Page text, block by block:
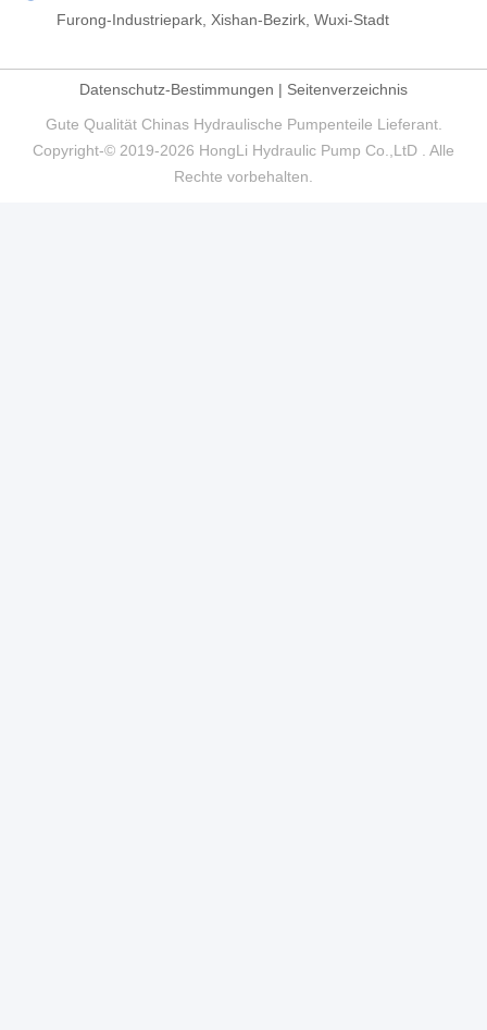
Furong-Industriepark, Xishan-Bezirk, Wuxi-Stadt
Datenschutz-Bestimmungen | Seitenverzeichnis
Gute Qualität Chinas Hydraulische Pumpenteile Lieferant.
Copyright-© 2019-2026 HongLi Hydraulic Pump Co.,LtD . Alle
Rechte vorbehalten.